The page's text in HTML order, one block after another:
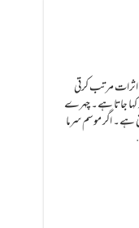
اثرات مرتب کرتی
جاتا ہے۔ چہرے
ہے۔ اگر موسم سرما